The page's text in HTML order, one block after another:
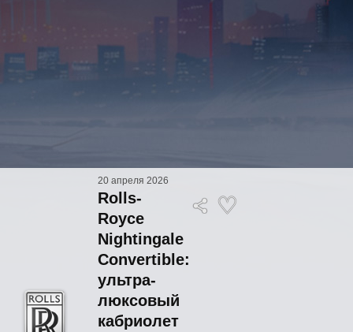
20 апреля 2026
Rolls-
Royce
Nightingale
Convertible:
ультра-
люксовый
кабриолет